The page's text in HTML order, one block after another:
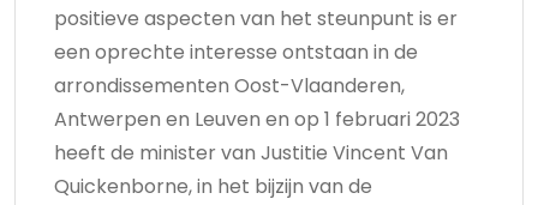
positieve aspecten van het steunpunt is er
een oprechte interesse ontstaan in de
arrondissementen Oost-Vlaanderen,
Antwerpen en Leuven en op 1 februari 2023
heeft de minister van Justitie Vincent Van
Quickenborne, in het bijzijn van de